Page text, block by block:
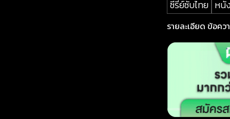
ซีรี่ย์ซับไทย หนั
รายละเอียด ข้อค